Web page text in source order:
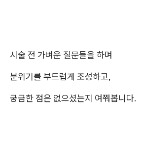
시술 전 가벼운 질문들을 하며
분위기를 부드럽게 조성하고,
궁금한 점은 없으셨는지 여쭤봅니다.